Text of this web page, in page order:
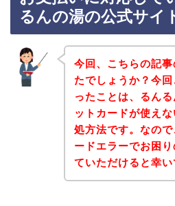
るんの湯の公式サイ
今回、こちらの記
たでしょうか？今
ったことは、るん
ットカードが使え
処方法です。なの
ードエラーでお困
ていただけると幸い